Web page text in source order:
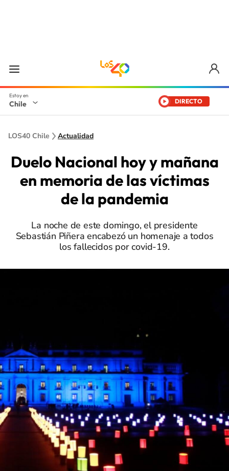
Chile DIRECTO
LOS40 Chile Actualidad
Duelo Nacional hoy y mañana
en memoria de las víctimas
de la pandemia
La noche de este domingo, el presidente
Sebastián Piñera encabezó un homenaje a todos
los fallecidos por covid-19.